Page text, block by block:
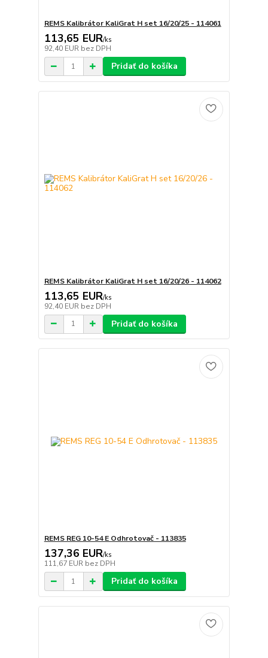
REMS Kalibrátor KaliGrat H set 16/20/25 - 114061
113,65 EUR/ks
92,40 EUR bez DPH
Pridať do košíka
REMS Kalibrátor KaliGrat H set 16/20/26 - 114062
113,65 EUR/ks
92,40 EUR bez DPH
Pridať do košíka
REMS REG 10-54 E Odhrotovač - 113835
137,36 EUR/ks
111,67 EUR bez DPH
Pridať do košíka